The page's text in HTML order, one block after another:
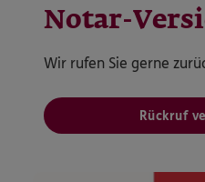
Notar-
Wir rufen Sie gerne
Rückruf